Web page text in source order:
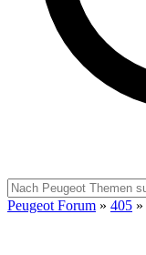
Peugeot Forum » 405 »